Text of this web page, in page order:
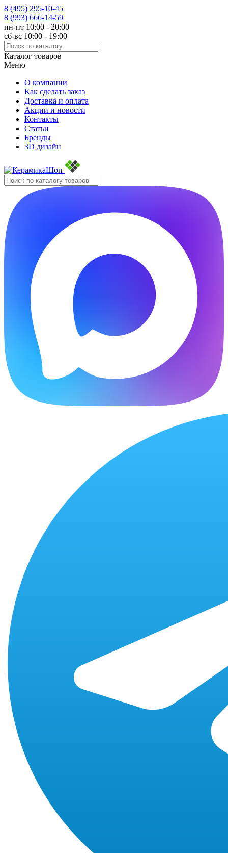
8 (495) 295-10-45
8 (993) 666-14-59
пн-пт 10:00 - 20:00
сб-вс 10:00 - 19:00
Каталог товаров
Меню
О компании
Как сделать заказ
Доставка и оплата
Акции и новости
Контакты
Статьи
Бренды
3D дизайн